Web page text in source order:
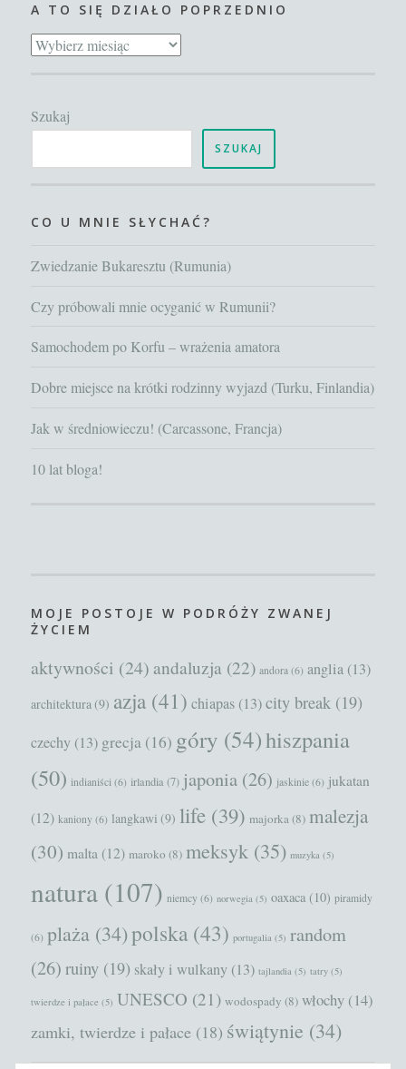
A TO SIĘ DZIAŁO POPRZEDNIO
A
działo
Szukaj
SZUKAJ
CO U MNIE SŁYCHAĆ?
Zwiedzanie Bukaresztu (Rumunia)
Czy próbowali mnie ocyganić w Rumunii?
Samochodem po Korfu – wrażenia amatora
Dobre miejsce na krótki rodzinny wyjazd (Turku, Finlandia)
Jak w średniowieczu! (Carcassone, Francja)
10 lat bloga!
MOJE POSTOJE W PODRÓŻY ZWANEJ
ŻYCIEM
aktywności (24) andaluzja (22) andora (6) anglia (13)
architektura (9) azja (41) chiapas (13) city break (19)
czechy (13) grecja (16) góry (54)hiszpania
(50) indianiści (6) irlandia (7) japonia (26) jaskinie (6) jukatan
(12) kaniony (6) langkawi (9) life (39) majorka(8) malezja
(30) malta (12) maroko (8) meksyk (35) muzyka (5)
natura (107) niemcy (6) norwegia (5) oaxaca (10) piramidy
(6) plaża (34)polska (43) portugalia (5) random
(26) ruiny (19) skały i wulkany (13) tajlandia (5) tatry (5)
twierdze i pałace (5) UNESCO (21) wodospady (8) włochy (14)
zamki, twierdze i pałace (18) świątynie (34)